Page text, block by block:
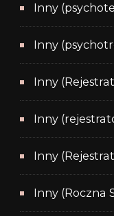
Inny
Inny
Inny
Inny
Inny
Inny (Roczna